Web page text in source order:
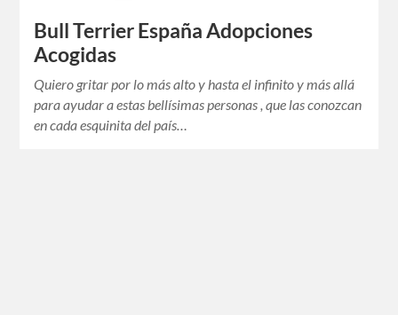
Bull Terrier España Adopciones
Acogidas
Quiero gritar por lo más alto y hasta el infinito y más allá
para ayudar a estas bellísimas personas , que las conozcan
en cada esquinita del país…